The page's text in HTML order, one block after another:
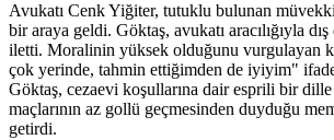
Avukatı Cenk Yiğiter, tutuklu bulunan
bir araya geldi. Göktaş, avukatı aracılığıyla
iletti. Moralinin yüksek olduğunu vurgulayan
çok yerinde, tahmin ettiğimden de iyiyim"
Göktaş, cezaevi koşullarına dair esprili bir
maçlarının az gollü geçmesinden duyduğu
getirdi.